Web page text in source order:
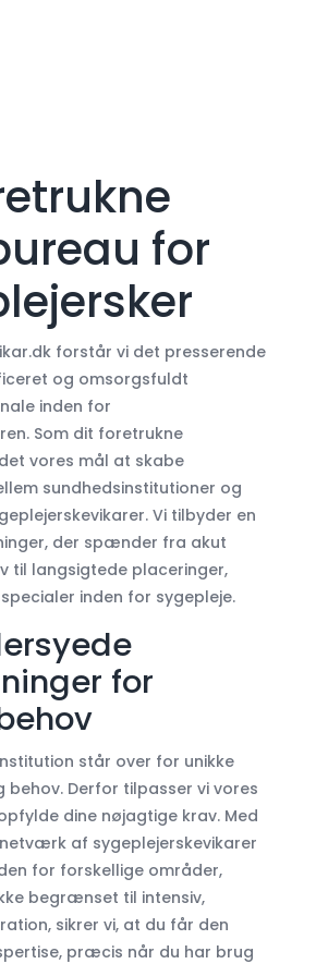
for
forstår vi det presserende
og omsorgsfuldt
inden for
Som dit foretrukne
vores mål at skabe
sundhedsinstitutioner og
Vi tilbyder en
der spænder fra akut
til langsigtede placeringer,
inden for sygepleje.
for
står over for unikke
Derfor tilpasser vi vores
dine nøjagtige krav. Med
af sygeplejerskevikarer
for forskellige områder,
begrænset til intensiv,
sikrer vi, at du får den
præcis når du har brug